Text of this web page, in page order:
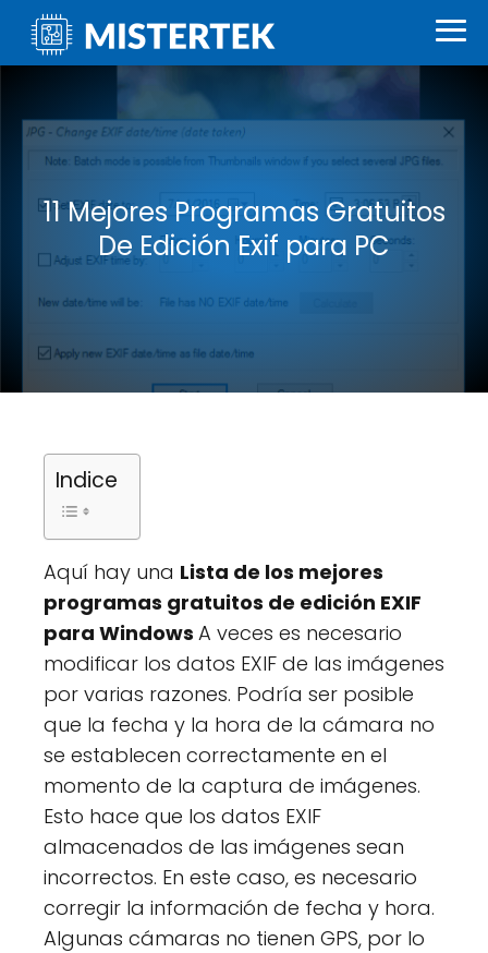
11 Mejores Programas Gratuitos
De Edición Exif para PC
Indice
Aquí hay una Lista de los mejores
programas gratuitos de edición EXIF
para Windows A veces es necesario
modificar los datos EXIF de las imágenes
por varias razones. Podría ser posible
que la fecha y la hora de la cámara no
se establecen correctamente en el
momento de la captura de imágenes.
Esto hace que los datos EXIF
almacenados de las imágenes sean
incorrectos. En este caso, es necesario
corregir la información de fecha y hora.
Algunas cámaras no tienen GPS, por lo